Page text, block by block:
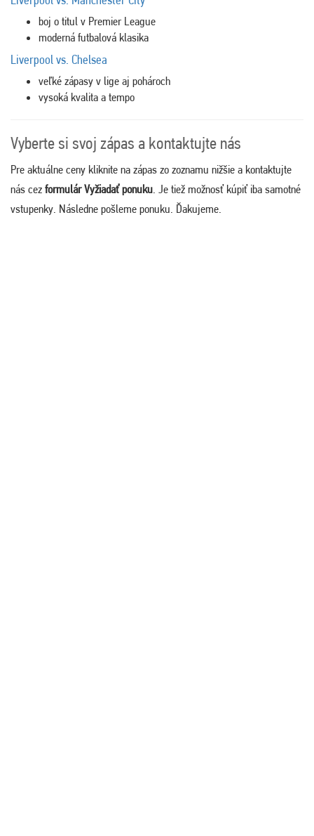
boj o titul v Premier League
moderná futbalová klasika
Liverpool vs. Chelsea
veľké zápasy v lige aj pohároch
vysoká kvalita a tempo
Vyberte si svoj zápas a kontaktujte nás
Pre aktuálne ceny kliknite na zápas zo zoznamu nižšie a kontaktujte
nás cez formulár Vyžiadať ponuku. Je tiež možnosť kúpiť iba samotné
vstupenky. Následne pošleme ponuku. Ďakujeme.